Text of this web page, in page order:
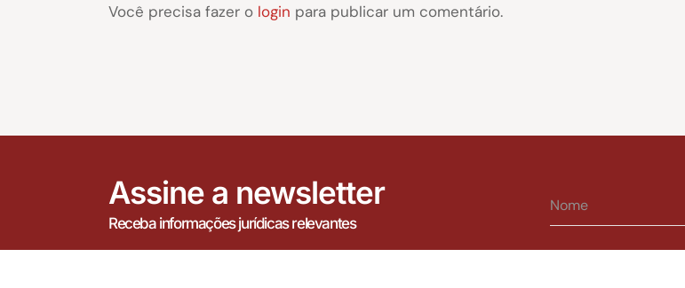
Você precisa fazer o login para publicar um comentário.
Assine a newsletter
Receba informações jurídicas relevantes